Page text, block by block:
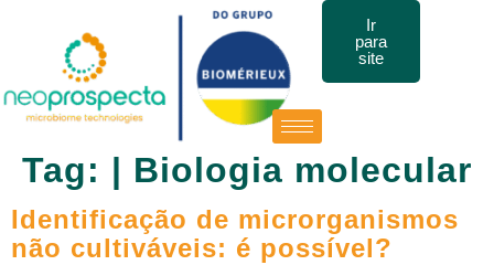
Ir
para
site
Tag: | Biologia molecular
Identificação de microrganismos
não cultiváveis: é possível?